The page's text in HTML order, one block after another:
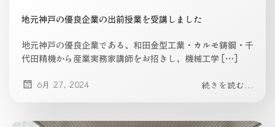
地元神戸の優良企業の出前授業を受講しました
地元神戸の優良企業である、和田金型工業・カルモ鋳鋼・千
代田精機から産業実務家講師をお招きし、機械工学 […]
6月 27, 2024 続きを読む...